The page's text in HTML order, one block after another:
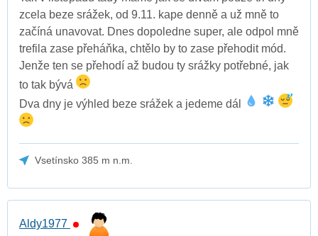
zcela beze srážek, od 9.11. kape denně a už mně to
začíná unavovat. Dnes dopoledne super, ale odpol mně
trefila zase přeháňka, chtělo by to zase přehodit mód.
Jenže ten se přehodí až budou ty srážky potřebné, jak
to tak bývá
Dva dny je výhled beze srážek a jedeme dál
Vsetínsko 385 m n.m.
Aldy1977